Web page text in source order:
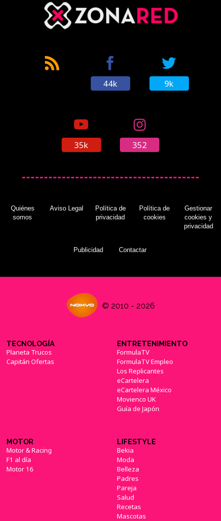
44k 9k
35k 352
Quiénes
somos
Aviso Legal
Política de
privacidad
Política de
cookies
Gestionar
cookies y
privacidad
Publicidad Contactar
© 2010 - 2026
TECNOLOGÍA
Planeta Trucos
Capitán Ofertas
ENTRETENIMIENTO
FormulaTV
FormulaTV Empleo
Los Replicantes
eCartelera
eCartelera México
Movienco UK
Guía de Japón
MOTOR
Motor & Racing
F1 al día
Motor 16
LIFESTYLE
Bekia
Moda
Belleza
Padres
Pareja
Salud
Recetas
Mascotas